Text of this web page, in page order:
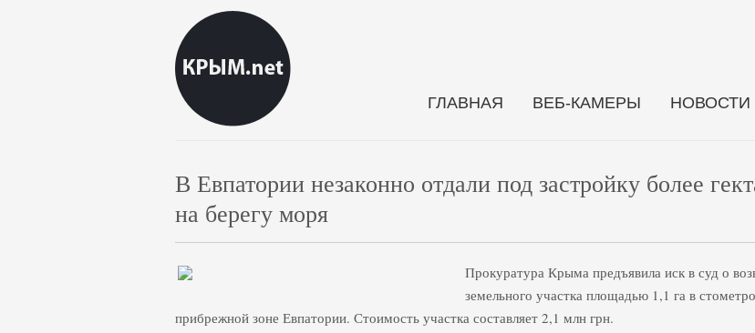
ГЛАВНАЯ ВЕБ-КАМЕРЫ
В Евпатории незаконно отдали под застройку более
на берегу моря
Прокуратура Крыма предъявила иск в суд о
земельного участка площадью 1,1 га в
прибрежной зоне Евпатории. Стоимость участка составляет 2,1 млн грн.